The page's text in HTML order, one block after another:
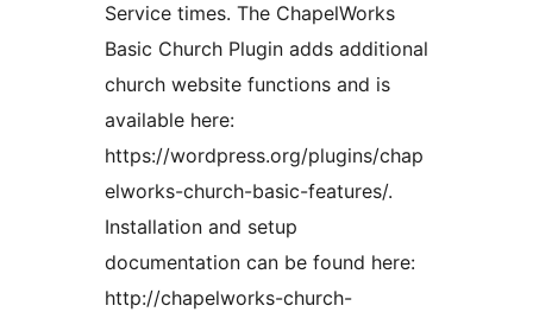
Service times. The ChapelWorks
Basic Church Plugin adds additional
church website functions and is
available here:
https://wordpress.org/plugins/chap
elworks-church-basic-features/.
Installation and setup
documentation can be found here:
http://chapelworks-church-